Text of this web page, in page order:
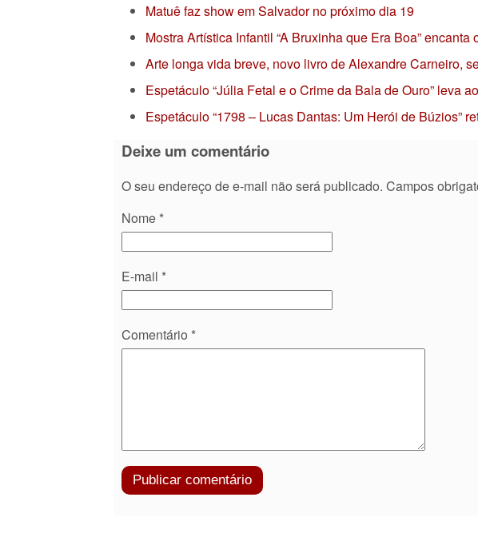
Matuê faz show em Salvador no próximo dia 19
Mostra Artística Infantil “A Bruxinha que Era Boa”
Arte longa vida breve, novo livro de Alexandre Carneiro,
Espetáculo “Júlia Fetal e o Crime da Bala de Ouro” leva
Espetáculo “1798 – Lucas Dantas: Um Herói de Búzios”
Deixe um comentário
O seu endereço de e-mail não será publicado. Campos
Nome *
E-mail *
Comentário *